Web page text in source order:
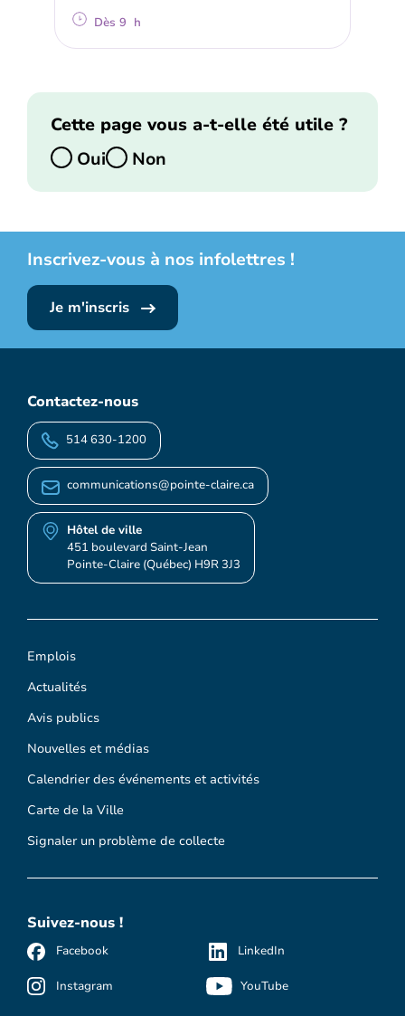
Dès 9 h
Cette page vous a-t-elle été utile ?
Oui
Non
Inscrivez-vous à nos infolettres !
Je m'inscris
Emplois
Actualités
Avis publics
Nouvelles et médias
Calendrier des événements et activités
Carte de la Ville
Signaler un problème de collecte
Contactez-nous
514 630-1200
communications@pointe-claire.ca
Hôtel de ville
451 boulevard Saint-Jean
Pointe-Claire (Québec) H9R 3J3
Suivez-nous !
Facebook
Instagram
LinkedIn
YouTube